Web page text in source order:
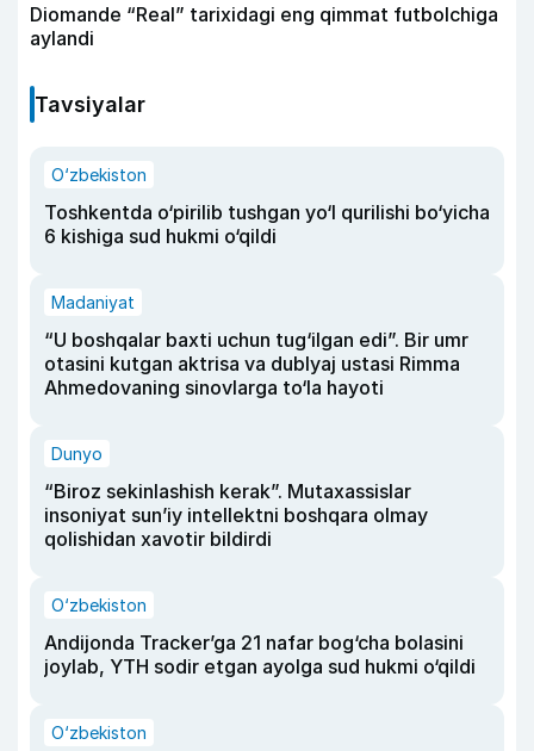
Diomande “Real” tarixidagi eng qimmat futbolchiga
aylandi
Tavsiyalar
O‘zbekiston
Toshkentda o‘pirilib tushgan yo‘l qurilishi bo‘yicha
6 kishiga sud hukmi o‘qildi
Madaniyat
“U boshqalar baxti uchun tug‘ilgan edi”. Bir umr
otasini kutgan aktrisa va dublyaj ustasi Rimma
Ahmedovaning sinovlarga to‘la hayoti
Dunyo
“Biroz sekinlashish kerak”. Mutaxassislar
insoniyat sun’iy intellektni boshqara olmay
qolishidan xavotir bildirdi
O‘zbekiston
Andijonda Tracker’ga 21 nafar bog‘cha bolasini
joylab, YTH sodir etgan ayolga sud hukmi o‘qildi
O‘zbekiston